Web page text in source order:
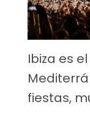
Ibiza es
fiestas,